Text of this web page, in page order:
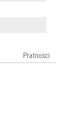
Płatności